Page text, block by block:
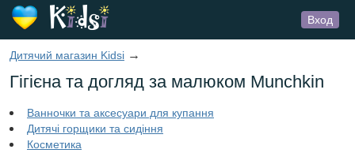
Вход
Дитячий магазин Kidsi →
Гігієна та догляд за малюком Munchkin
Ванночки та аксесуари для купання
Дитячі горщики та сидіння
Косметика